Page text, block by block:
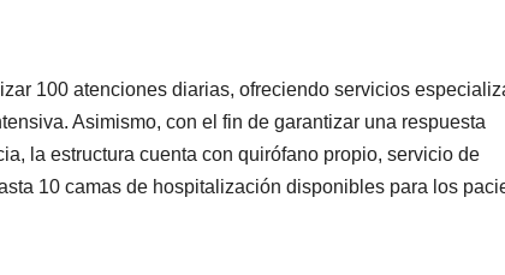
100 atenciones diarias, ofreciendo servicios
Asimismo, con el fin de garantizar una respuesta
la estructura cuenta con quirófano propio, servicio de
10 camas de hospitalización disponibles para los